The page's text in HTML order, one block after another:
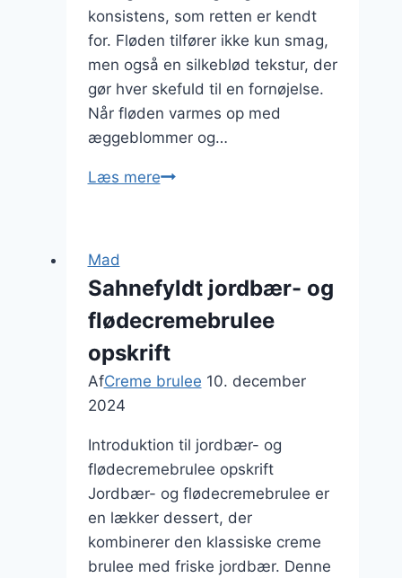
konsistens, som retten er kendt
for. Fløden tilfører ikke kun smag,
men også en silkeblød tekstur, der
gør hver skefuld til en fornøjelse.
Når fløden varmes op med
æggeblommer og…
Læs merePiskefløde
Mad
Sahnefyldt jordbær- og
flødecremebrulee
opskrift
AfCreme brulee 10. december
2024
Introduktion til jordbær- og
flødecremebrulee opskrift
Jordbær- og flødecremebrulee er
en lækker dessert, der
kombinerer den klassiske creme
brulee med friske jordbær. Denne